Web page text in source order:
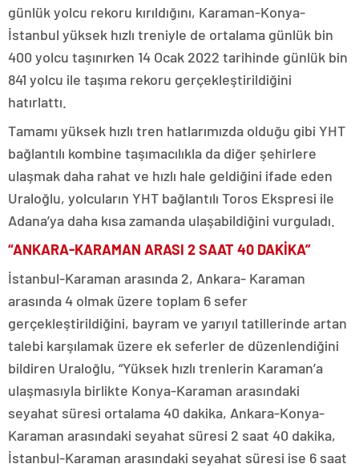
günlük yolcu rekoru kırıldığını, Karaman-Konya-
İstanbul yüksek hızlı treniyle de ortalama günlük bin
400 yolcu taşınırken 14 Ocak 2022 tarihinde günlük bin
841 yolcu ile taşıma rekoru gerçekleştirildiğini
hatırlattı.
Tamamı yüksek hızlı tren hatlarımızda olduğu gibi YHT
bağlantılı kombine taşımacılıkla da diğer şehirlere
ulaşmak daha rahat ve hızlı hale geldiğini ifade eden
Uraloğlu, yolcuların YHT bağlantılı Toros Ekspresi ile
Adana’ya daha kısa zamanda ulaşabildiğini vurguladı.
“ANKARA-KARAMAN ARASI 2 SAAT 40 DAKİKA”
İstanbul-Karaman arasında 2, Ankara- Karaman
arasında 4 olmak üzere toplam 6 sefer
gerçekleştirildiğini, bayram ve yarıyıl tatillerinde artan
talebi karşılamak üzere ek seferler de düzenlendiğini
bildiren Uraloğlu, “Yüksek hızlı trenlerin Karaman’a
ulaşmasıyla birlikte Konya-Karaman arasındaki
seyahat süresi ortalama 40 dakika, Ankara-Konya-
Karaman arasındaki seyahat süresi 2 saat 40 dakika,
İstanbul-Karaman arasındaki seyahat süresi ise 6 saat